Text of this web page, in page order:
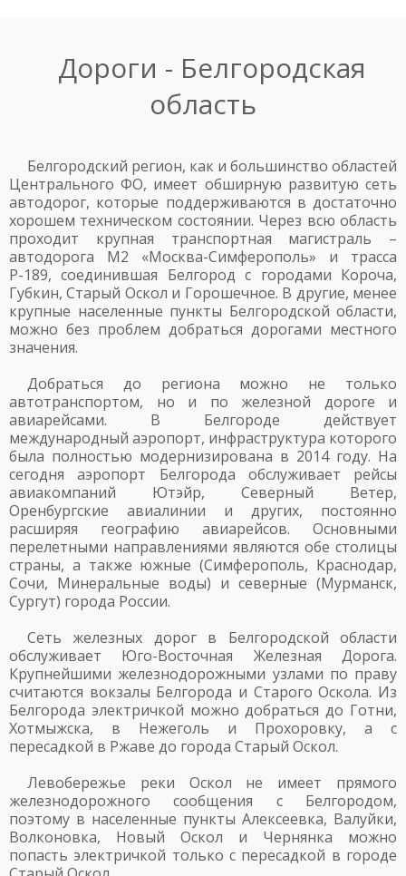
Дороги - Белгородская
область
Белгородский регион, как и большинство областей
Центрального ФО, имеет обширную развитую сеть
автодорог, которые поддерживаются в достаточно
хорошем техническом состоянии. Через всю область
проходит крупная транспортная магистраль –
автодорога М2 «Москва-Симферополь» и трасса
Р-189, соединившая Белгород с городами Короча,
Губкин, Старый Оскол и Горошечное. В другие, менее
крупные населенные пункты Белгородской области,
можно без проблем добраться дорогами местного
значения.
Добраться до региона можно не только
автотранспортом, но и по железной дороге и
авиарейсами. В Белгороде действует
международный аэропорт, инфраструктура которого
была полностью модернизирована в 2014 году. На
сегодня аэропорт Белгорода обслуживает рейсы
авиакомпаний Ютэйр, Северный Ветер,
Оренбургские авиалинии и других, постоянно
расширяя географию авиарейсов. Основными
перелетными направлениями являются обе столицы
страны, а также южные (Симферополь, Краснодар,
Сочи, Минеральные воды) и северные (Мурманск,
Сургут) города России.
Сеть железных дорог в Белгородской области
обслуживает Юго-Восточная Железная Дорога.
Крупнейшими железнодорожными узлами по праву
считаются вокзалы Белгорода и Старого Оскола. Из
Белгорода электричкой можно добраться до Готни,
Хотмыжска, в Нежеголь и Прохоровку, а с
пересадкой в Ржаве до города Старый Оскол.
Левобережье реки Оскол не имеет прямого
железнодорожного сообщения с Белгородом,
поэтому в населенные пункты Алексеевка, Валуйки,
Волконовка, Новый Оскол и Чернянка можно
попасть электричкой только с пересадкой в городе